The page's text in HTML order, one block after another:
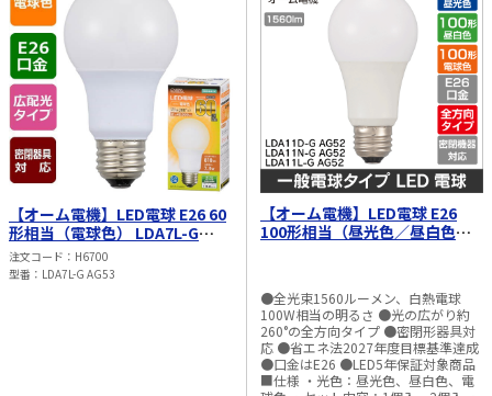
【オーム電機】LED電球 E26 60
形相当（電球色） LDA7L-G
AG53
注文コード
H6700
型番
LDA7L-G AG53
【オーム電機】LED電球 E26
100形相当（昼光色／昼白色／
●全光束1560ルーメン、白熱電球
100W相当の明るさ ●光の広がり約
260°の全方向タイプ ●密閉形器具対
応 ●省エネ法2027年度目標基準達成
●口金はE26 ●LED5年保証対象商品
■仕様 ・光色：昼光色、昼白色、電